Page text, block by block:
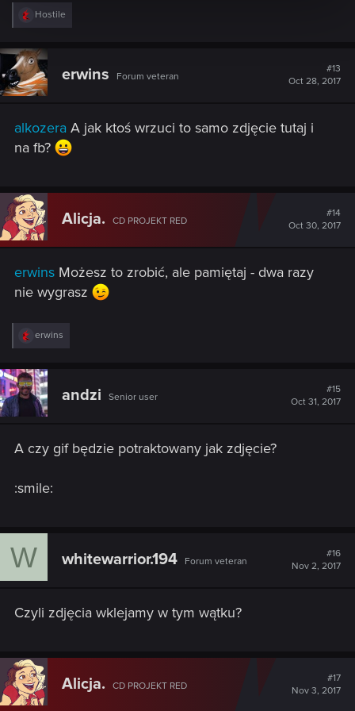
R
c
t
i
o
:
Hostile
erwins Forum veteran
#13
Oct 28, 2017
alkozera A jak ktoś wrzuci to samo zdjęcie tutaj i
na fb?
Alicja. CD PROJEKT RED
#14
Oct 30, 2017
erwins Możesz to zrobić, ale pamiętaj - dwa razy
nie wygrasz
R
e
c
t
i
o
:
erwins
andzi Senior user
#15
Oct 31, 2017
A czy gif będzie potraktowany jak zdjęcie?
:smile:
W whitewarrior.194 Forum veteran
#16
Nov 2, 2017
Czyli zdjęcia wklejamy w tym wątku?
Alicja. CD PROJEKT RED
#17
Nov 3, 2017